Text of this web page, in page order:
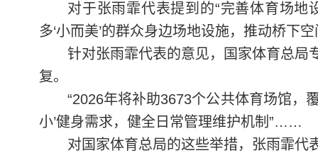
对于张雨霏代表提到的“完善体育场地
多‘小而美’的群众身边场地设施，推动桥下
针对张雨霏代表的意见，国家体育总局
复。
“2026年将补助3673个公共体育场馆，
小’健身需求，健全日常管理维护机制”……
对国家体育总局的这些举措，张雨霏代